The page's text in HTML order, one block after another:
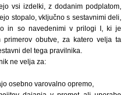
vsi izdelki, z dodanim podplatom,
stopalo, vključno s sestavnimi deli,
in so navedenimi v prilogi I, ki je
obutve, za katero velja ta
del tega pravilnika.
ne velja za:
osebno varovalno opremo,